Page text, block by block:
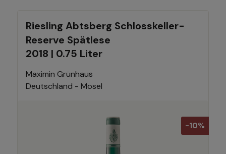
Riesling Abtsberg Schlosskeller-
Reserve Spätlese
2018 | 0.75 Liter
Maximin Grünhaus
Deutschland - Mosel
-10%